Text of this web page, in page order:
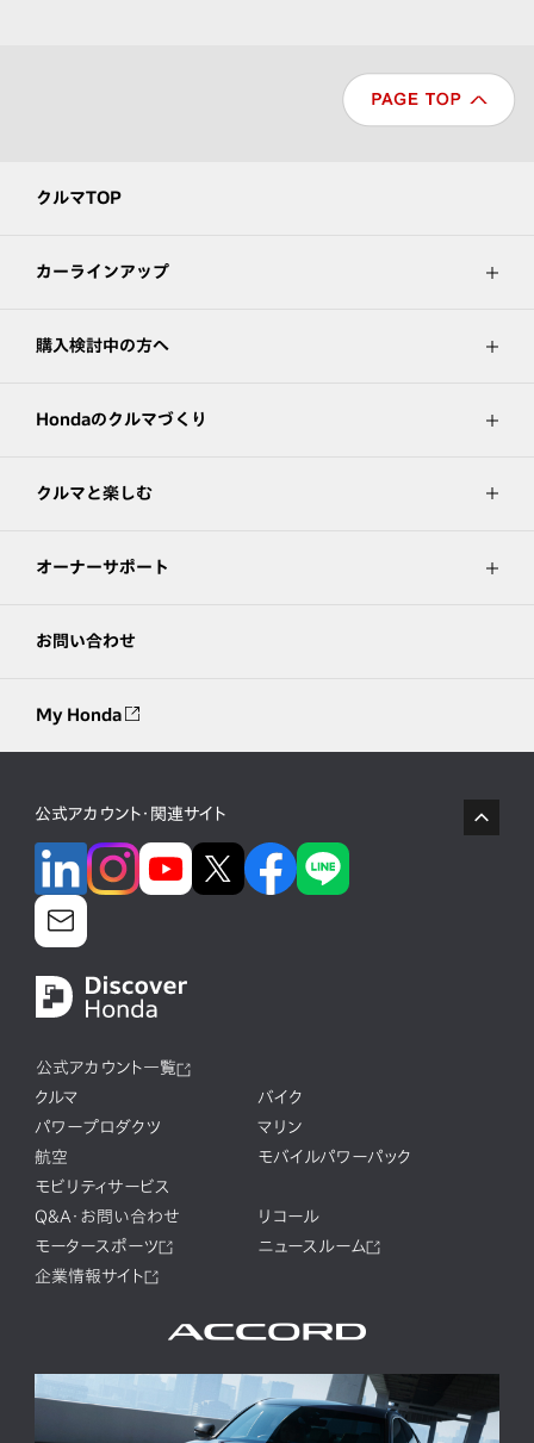
クルマTOP
カーラインアップ
購入検討中の方へ
Hondaのクルマづくり
クルマと楽しむ
オーナーサポート
お問い合わせ
My Honda
公式アカウント・関連サイト
公式アカウント一覧
クルマ
バイク
パワープロダクツ
マリン
航空
モバイルパワーパック
モビリティサービス
Q&A・お問い合わせ
リコール
モータースポーツ
ニュースルーム
企業情報サイト